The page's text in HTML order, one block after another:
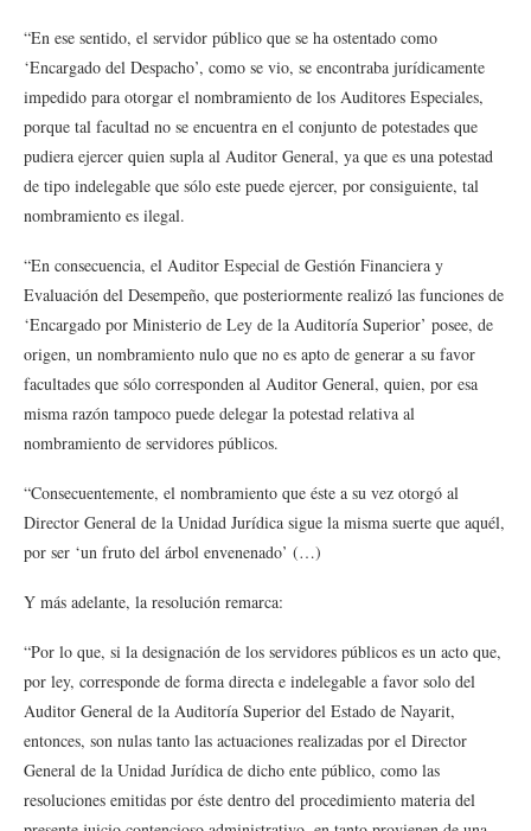
“En ese sentido, el servidor público que se ha ostentado como
‘Encargado del Despacho’, como se vio, se encontraba jurídicamente
impedido para otorgar el nombramiento de los Auditores Especiales,
porque tal facultad no se encuentra en el conjunto de potestades que
pudiera ejercer quien supla al Auditor General, ya que es una potestad
de tipo indelegable que sólo este puede ejercer, por consiguiente, tal
nombramiento es ilegal.
“En consecuencia, el Auditor Especial de Gestión Financiera y
Evaluación del Desempeño, que posteriormente realizó las funciones de
‘Encargado por Ministerio de Ley de la Auditoría Superior’ posee, de
origen, un nombramiento nulo que no es apto de generar a su favor
facultades que sólo corresponden al Auditor General, quien, por esa
misma razón tampoco puede delegar la potestad relativa al
nombramiento de servidores públicos.
“Consecuentemente, el nombramiento que éste a su vez otorgó al
Director General de la Unidad Jurídica sigue la misma suerte que aquél,
por ser ‘un fruto del árbol envenenado’ (…)
Y más adelante, la resolución remarca:
“Por lo que, si la designación de los servidores públicos es un acto que,
por ley, corresponde de forma directa e indelegable a favor solo del
Auditor General de la Auditoría Superior del Estado de Nayarit,
entonces, son nulas tanto las actuaciones realizadas por el Director
General de la Unidad Jurídica de dicho ente público, como las
resoluciones emitidas por éste dentro del procedimiento materia del